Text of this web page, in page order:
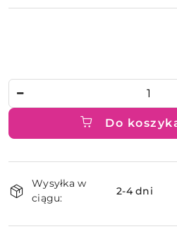
Do
i
dostawa
Wysyłka w
ciągu:
2-4 dni